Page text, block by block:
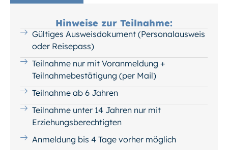
Hinweise zur Teilnahme:
Gültiges Ausweisdokument (Personalausweis
oder Reisepass)
Teilnahme nur mit Voranmeldung +
Teilnahmebestätigung (per Mail)
Teilnahme ab 6 Jahren
Teilnahme unter 14 Jahren nur mit
Erziehungsberechtigten
Anmeldung bis 4 Tage vorher möglich